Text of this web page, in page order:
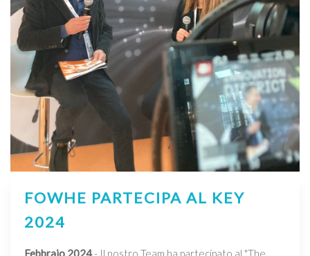
FOWHE PARTECIPA AL KEY
2024
Febbraio 2024- Il nostro Team ha partecipato al "The